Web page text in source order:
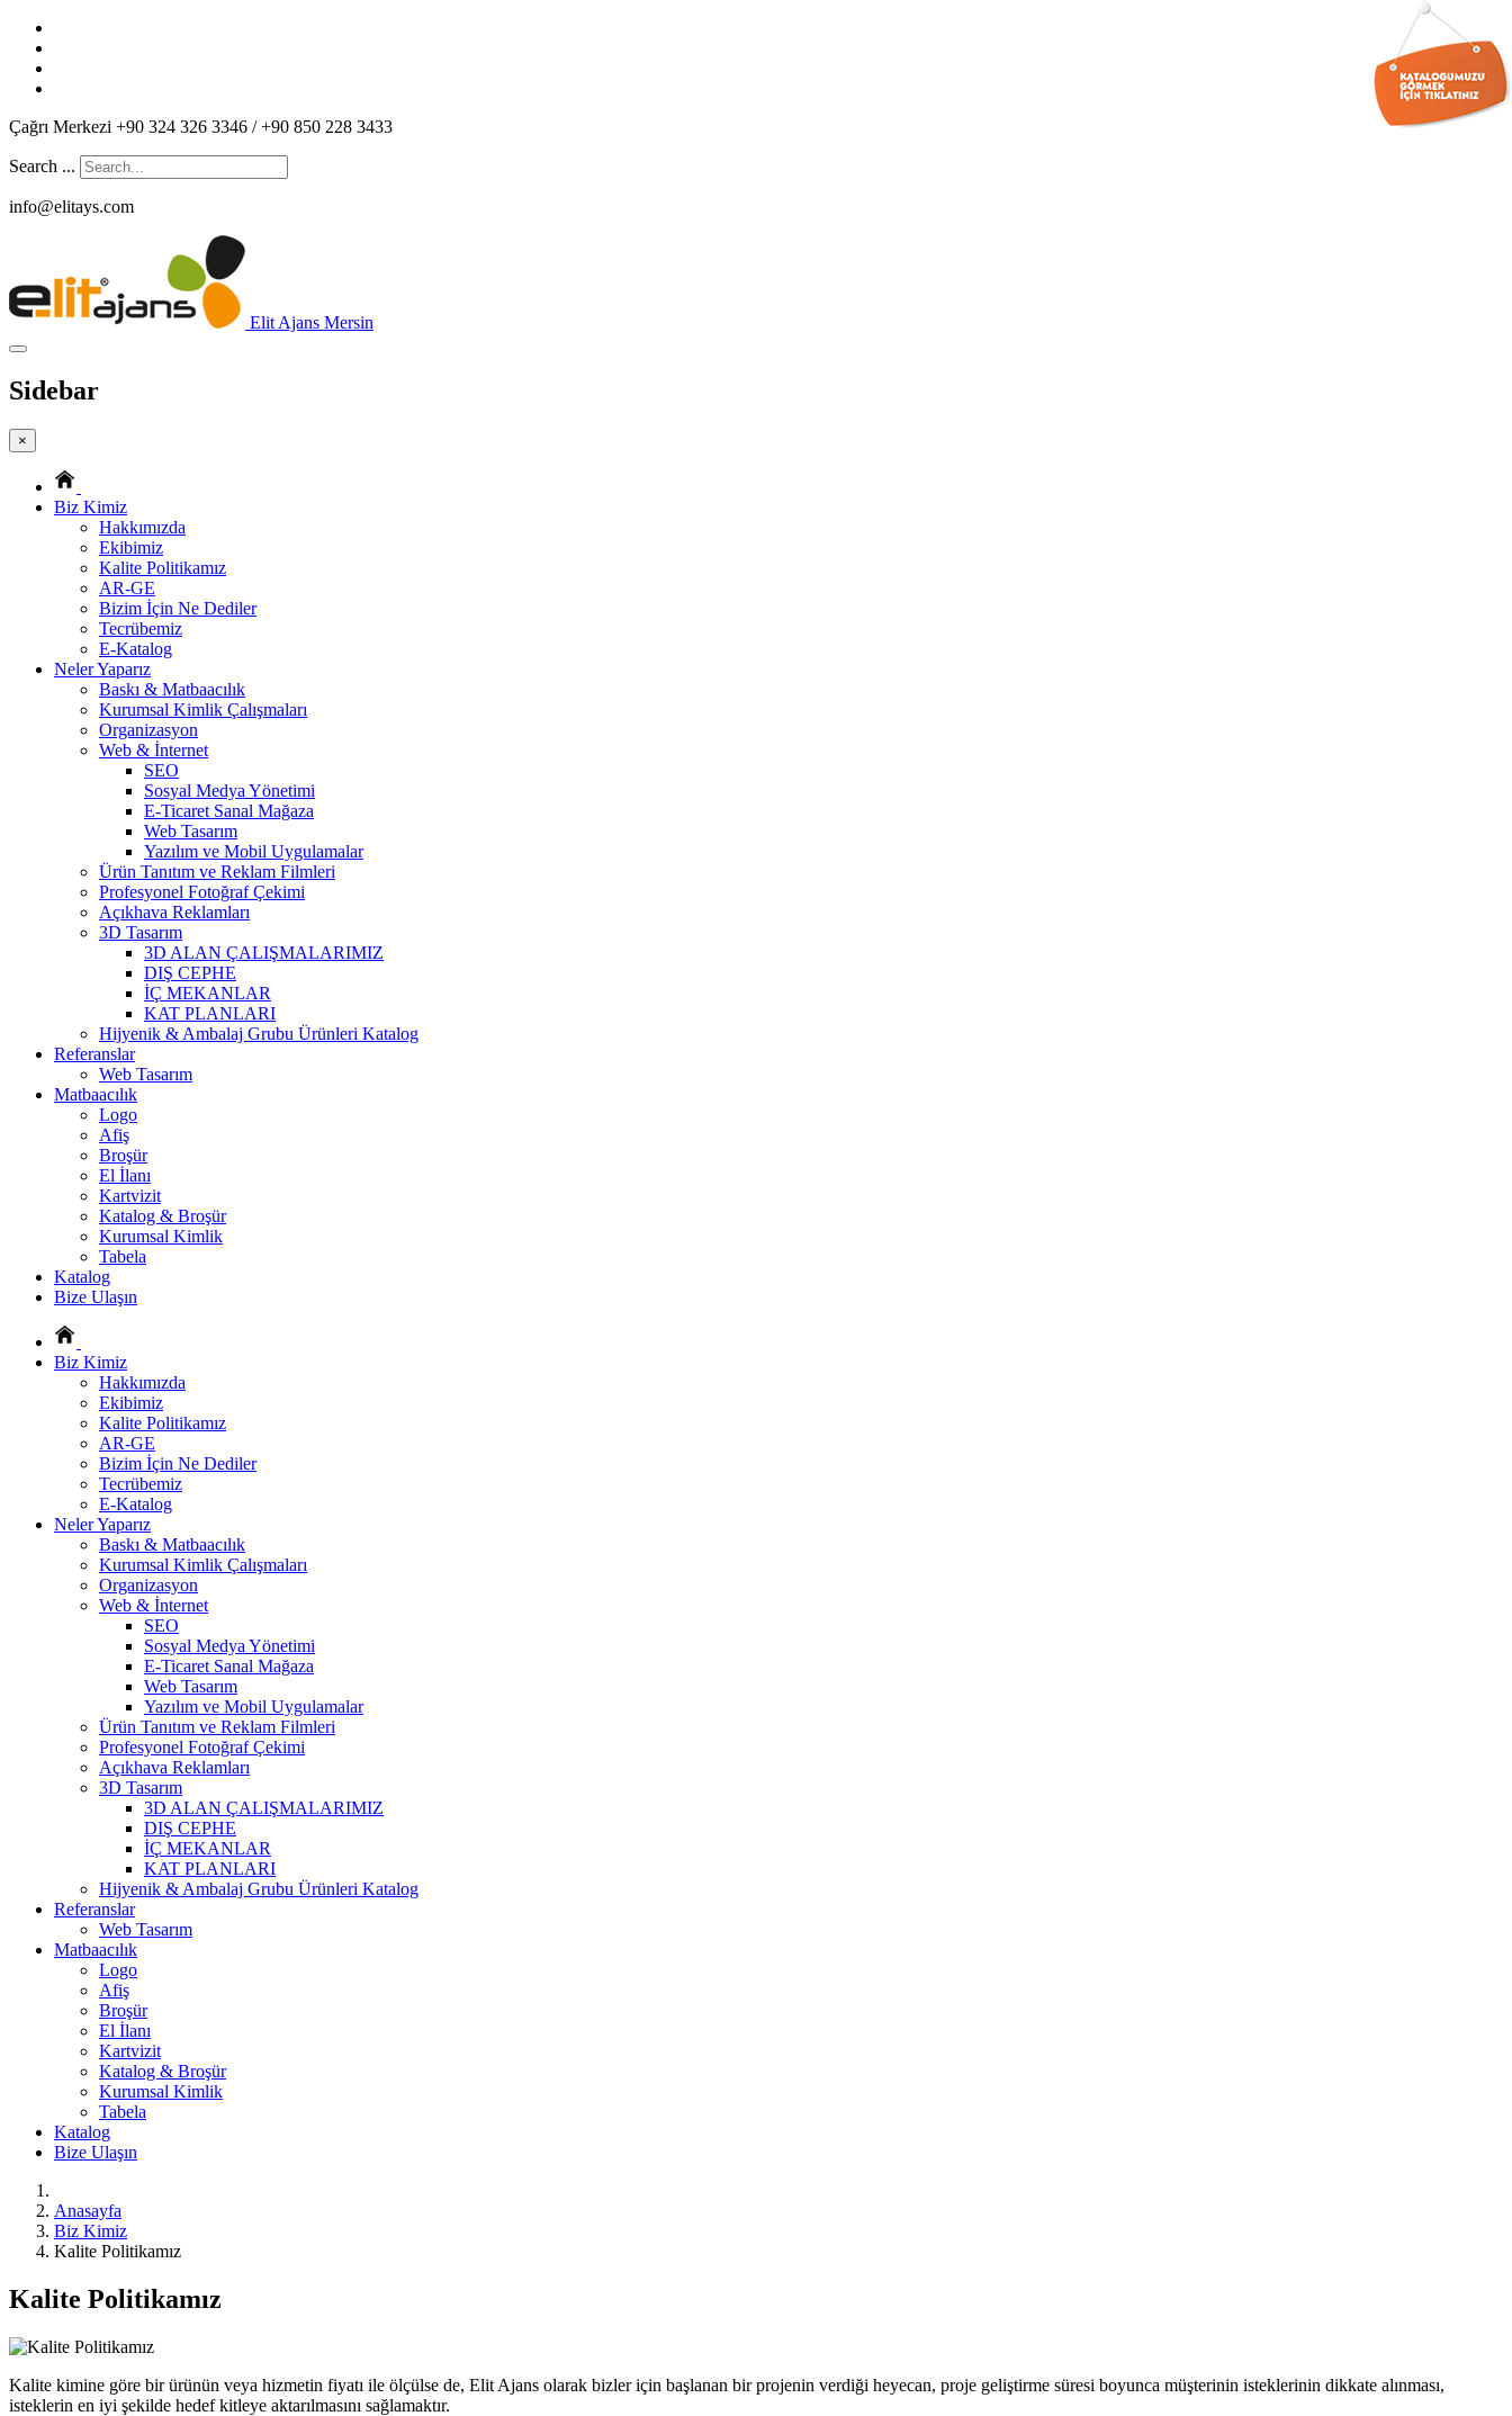
Çağrı Merkezi +90 324 326 3346 / +90 850 228 3433
Search ...
info@elitays.com
Elit Ajans Mersin
Sidebar
×
Biz Kimiz
Hakkımızda
Ekibimiz
Kalite Politikamız
AR-GE
Bizim İçin Ne Dediler
Tecrübemiz
E-Katalog
Neler Yaparız
Baskı & Matbaacılık
Kurumsal Kimlik Çalışmaları
Organizasyon
Web & İnternet
SEO
Sosyal Medya Yönetimi
E-Ticaret Sanal Mağaza
Web Tasarım
Yazılım ve Mobil Uygulamalar
Ürün Tanıtım ve Reklam Filmleri
Profesyonel Fotoğraf Çekimi
Açıkhava Reklamları
3D Tasarım
3D ALAN ÇALIŞMALARIMIZ
DIŞ CEPHE
İÇ MEKANLAR
KAT PLANLARI
Hijyenik & Ambalaj Grubu Ürünleri Katalog
Referanslar
Web Tasarım
Matbaacılık
Logo
Afiş
Broşür
El İlanı
Kartvizit
Katalog & Broşür
Kurumsal Kimlik
Tabela
Katalog
Bize Ulaşın
Biz Kimiz
Hakkımızda
Ekibimiz
Kalite Politikamız
AR-GE
Bizim İçin Ne Dediler
Tecrübemiz
E-Katalog
Neler Yaparız
Baskı & Matbaacılık
Kurumsal Kimlik Çalışmaları
Organizasyon
Web & İnternet
SEO
Sosyal Medya Yönetimi
E-Ticaret Sanal Mağaza
Web Tasarım
Yazılım ve Mobil Uygulamalar
Ürün Tanıtım ve Reklam Filmleri
Profesyonel Fotoğraf Çekimi
Açıkhava Reklamları
3D Tasarım
3D ALAN ÇALIŞMALARIMIZ
DIŞ CEPHE
İÇ MEKANLAR
KAT PLANLARI
Hijyenik & Ambalaj Grubu Ürünleri Katalog
Referanslar
Web Tasarım
Matbaacılık
Logo
Afiş
Broşür
El İlanı
Kartvizit
Katalog & Broşür
Kurumsal Kimlik
Tabela
Katalog
Bize Ulaşın
Anasayfa
Biz Kimiz
Kalite Politikamız
Kalite Politikamız
Kalite kimine göre bir ürünün veya hizmetin fiyatı ile ölçülse de, Elit Ajans olarak bizler için başlanan bir projenin verdiği heyecan, proje geliştirme süresi boyunca müşterinin isteklerinin dikkate alınması,
isteklerin en iyi şekilde hedef kitleye aktarılmasını sağlamaktır.